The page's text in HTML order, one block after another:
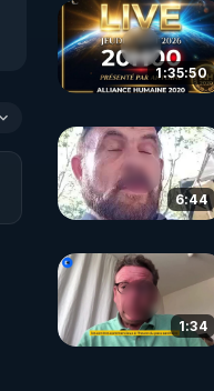
1:35:50
6:44
1:34